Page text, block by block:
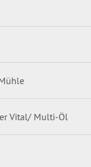
Vital/ Multi-Öl